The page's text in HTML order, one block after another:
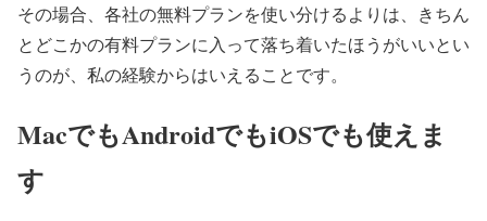
その場合、各社の無料プランを使い分けるよりは、きちん
とどこかの有料プランに入って落ち着いたほうがいいとい
うのが、私の経験からはいえることです。
MacでもAndroidでもiOSでも使えま
す